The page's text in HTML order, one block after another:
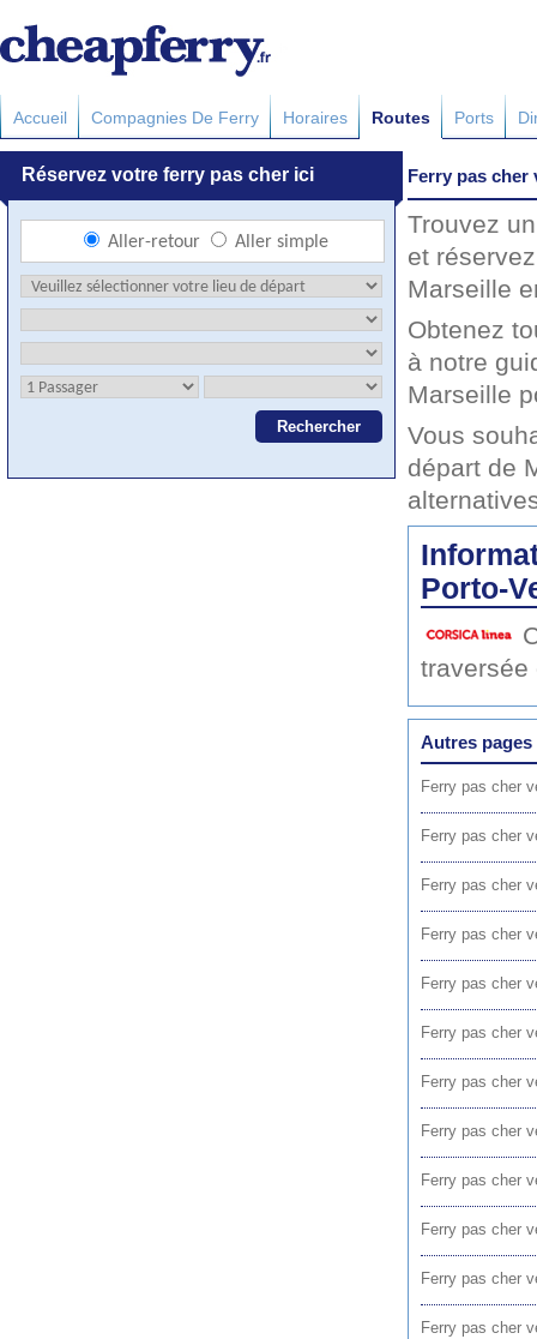
Accueil Compagnies De Ferry Horaires Routes Ports
Ferry pas cher
Trouvez
et
Marseille
Obtenez
à notre
Marseille
Vous
départ de
Porto-
traversée
Autres pages
Ferry pas cher
Ferry pas cher
Ferry pas cher
Ferry pas cher
Ferry pas cher
Ferry pas cher
Ferry pas cher
Ferry pas cher
Ferry pas cher
Ferry pas cher
Ferry pas cher
Ferry pas cher